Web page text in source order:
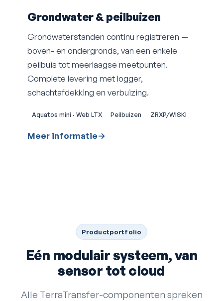
Grondwater & peilbuizen
Grondwaterstanden continu registreren —
boven- en ondergronds, van een enkele
peilbuis tot meerlaagse meetpunten.
Complete levering met logger,
schachtafdekking en verbuizing.
Aquatos mini · Web LTX Peilbuizen ZRXP/WISKI
Meer informatie→
Productportfolio
Eén modulair systeem, van
sensor tot cloud
Alle TerraTransfer-componenten spreken